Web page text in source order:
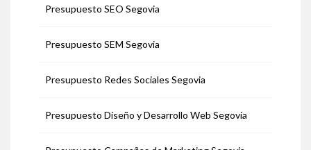
Presupuesto SEO Segovia
Presupuesto SEM Segovia
Presupuesto Redes Sociales Segovia
Presupuesto Diseño y Desarrollo Web Segovia